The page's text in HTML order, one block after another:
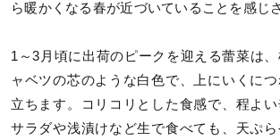
ら暖かくなる春が近づいていることを感じ
1～3月頃に出荷のピークを迎える蕾菜は
ャベツの芯のような白色で、上にいくに
立ちます。コリコリとした食感で、程よい
サラダや浅漬けなど生で食べても、天ぷ